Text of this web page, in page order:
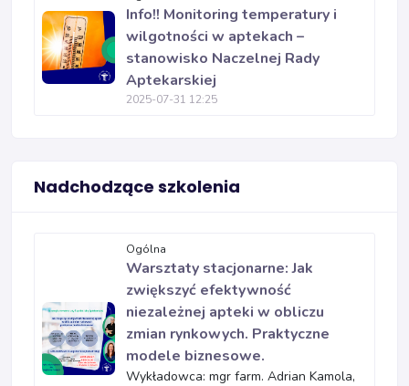
Info!! Monitoring temperatury i
wilgotności w aptekach –
stanowisko Naczelnej Rady
Aptekarskiej
2025-07-31 12:25
Nadchodzące szkolenia
Ogólna
Warsztaty stacjonarne: Jak
zwiększyć efektywność
niezależnej apteki w obliczu
zmian rynkowych. Praktyczne
modele biznesowe.
Wykładowca: mgr farm. Adrian Kamola,